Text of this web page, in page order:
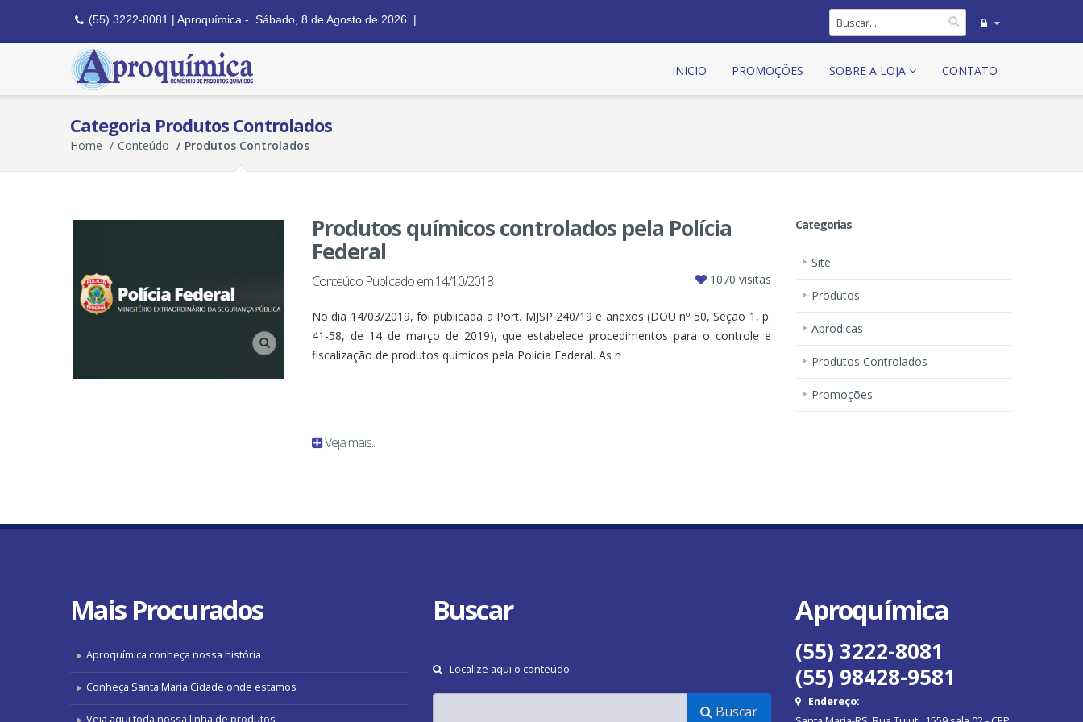
(55) 3222-8081 | Aproquímica - Sábado, 8 de Agosto de 2026 |
INICIO PROMOÇÕES SOBRE A LOJA CONTATO
Categoria Produtos Controlados
Home Conteúdo Produtos Controlados
Produtos químicos controlados pela Polícia
Federal
1070 visitas
Conteúdo Publicado em 14/10/2018
No dia 14/03/2019, foi publicada a Port. MJSP 240/19 e anexos (DOU nº 50, Seção 1, p.
41-58, de 14 de março de 2019), que estabelece procedimentos para o controle e
fiscalização de produtos químicos pela Polícia Federal. As n
Veja mais...
Categorias
Site
Produtos
Aprodicas
Produtos Controlados
Promoções
Mais Procurados
Aproquímica conheça nossa história
Conheça Santa Maria Cidade onde estamos
Veja aqui toda nossa linha de produtos
Buscar
Localize aqui o conteúdo
Buscar
Aproquímica
(55) 3222-8081
(55) 98428-9581
Endereço: